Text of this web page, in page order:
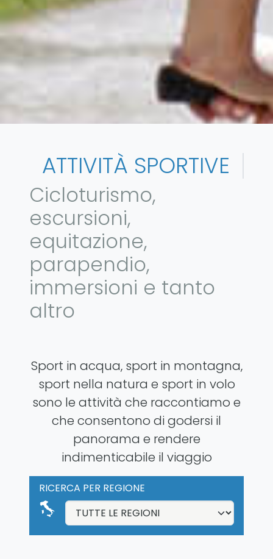
ATTIVITÀ SPORTIVE
Cicloturismo,
escursioni,
equitazione,
parapendio,
immersioni e tanto
altro
Sport in acqua, sport in montagna,
sport nella natura e sport in volo
sono le attività che raccontiamo e
che consentono di godersi il
panorama e rendere
indimenticabile il viaggio
RICERCA PER REGIONE